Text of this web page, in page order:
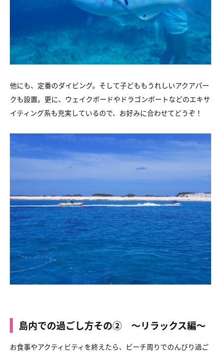
他にも、定番のダイビング。そして子どももうれしいアクアパー
クも設置。更に、ウェイクボードやドラゴンボートなどのエキサ
イティング系も充実しているので、お好みに合わせてどうぞ！
島内での過ごし方その② 〜リラックス編〜
お食事やアクティビティを終えたら、ビーチ周りでのんびり過ご